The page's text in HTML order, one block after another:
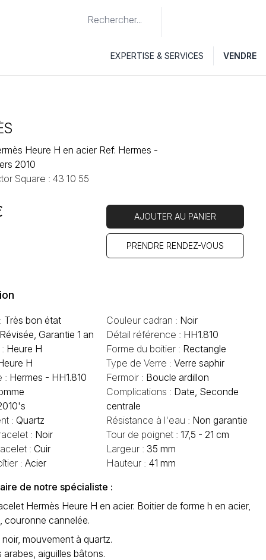
EXPERTISE & SERVICES VENDRE
Heure H en acier Ref: Hermes -
2010
Square : 43 10 55
AJOUTER AU PANIER
PRENDRE RENDEZ-VOUS
Très bon état
Révisée, Garantie 1 an
Heure H
H
: Hermes - HH1.810
: Quartz
: Noir
: Cuir
:Acier
Couleur cadran : Noir
Détail référence : HH1.810
Forme du boitier : Rectangle
Type de Verre :Verre saphir
Fermoir : Boucle ardillon
Complications : Date, Seconde
centrale
Résistance à l'eau : Non garantie
Tour de poignet :17,5 - 21 cm
Largeur : 35 mm
Hauteur : 41 mm
de notre spécialiste :
Hermès Heure H en acier. Boitier de forme h en acier,
couronne cannelée.
noir, mouvement à quartz.
arabes, aiguilles bâtons.